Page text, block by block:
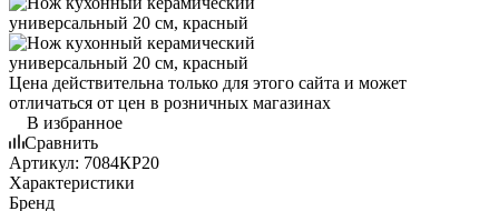
Цена действительна только для этого сайта и может
отличаться от цен в розничных магазинах
В избранное
Сравнить
Артикул: 7084КР20
Характеристики
Бренд